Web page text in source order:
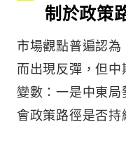
制於政策
市場觀點普遍認
而出現反彈，但
變數：一是中東
會政策路徑是否持